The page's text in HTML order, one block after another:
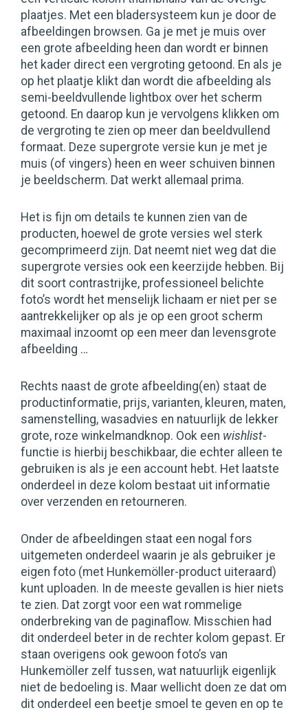
plaatjes. Met een bladersysteem kun je door de
afbeeldingen browsen. Ga je met je muis over
een grote afbeelding heen dan wordt er binnen
het kader direct een vergroting getoond. En als je
op het plaatje klikt dan wordt die afbeelding als
semi-beeldvullende lightbox over het scherm
getoond. En daarop kun je vervolgens klikken om
de vergroting te zien op meer dan beeldvullend
formaat. Deze supergrote versie kun je met je
muis (of vingers) heen en weer schuiven binnen
je beeldscherm. Dat werkt allemaal prima.
Het is fijn om details te kunnen zien van de
producten, hoewel de grote versies wel sterk
gecomprimeerd zijn. Dat neemt niet weg dat die
supergrote versies ook een keerzijde hebben. Bij
dit soort contrastrijke, professioneel belichte
foto’s wordt het menselijk lichaam er niet per se
aantrekkelijker op als je op een groot scherm
maximaal inzoomt op een meer dan levensgrote
afbeelding …
Rechts naast de grote afbeelding(en) staat de
productinformatie, prijs, varianten, kleuren, maten,
samenstelling, wasadvies en natuurlijk de lekker
grote, roze winkelmandknop. Ook een wishlist-
functie is hierbij beschikbaar, die echter alleen te
gebruiken is als je een account hebt. Het laatste
onderdeel in deze kolom bestaat uit informatie
over verzenden en retourneren.
Onder de afbeeldingen staat een nogal fors
uitgemeten onderdeel waarin je als gebruiker je
eigen foto (met Hunkemöller-product uiteraard)
kunt uploaden. In de meeste gevallen is hier niets
te zien. Dat zorgt voor een wat rommelige
onderbreking van de paginaflow. Misschien had
dit onderdeel beter in de rechter kolom gepast. Er
staan overigens ook gewoon foto’s van
Hunkemöller zelf tussen, wat natuurlijk eigenlijk
niet de bedoeling is. Maar wellicht doen ze dat om
dit onderdeel een beetje smoel te geven en op te